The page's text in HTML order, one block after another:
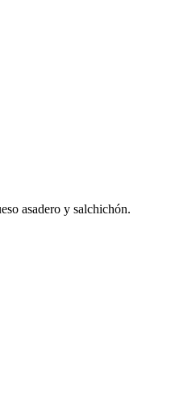
asadero y salchichón.